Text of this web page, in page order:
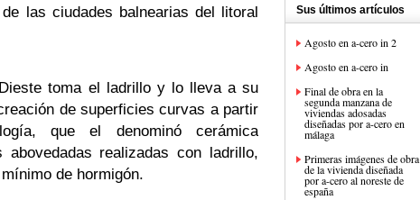
las ciudades balnearias del litoral
toma el ladrillo y lo lleva a su
de superficies curvas a partir
que el denominó cerámica
abovedadas realizadas con ladrillo,
de hormigón.
Sus últimos artículos
Agosto en a-cero in 2
Agosto en a-cero in
Final de obra en la
segunda manzana de
viviendas adosadas
diseñadas por a-cero en
málaga
Primeras imágenes de obra
de la vivienda diseñada
por a-cero al noreste de
españa